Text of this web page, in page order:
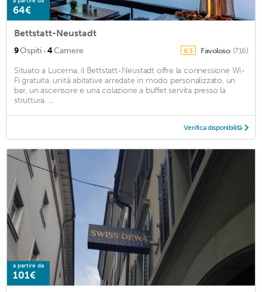
64€
Bettstatt-Neustadt
9Ospiti · 4Camere 8,3 Favoloso (716)
Situato a Lucerna, il Bettstatt-Neustadt offre la connessione Wi-
Fi gratuita, unità abitative arredate in modo personalizzato, un
bar, un ascensore e una colazione a buffet servita presso la
struttura. ...
Verifica disponibilità
a partire da
101€